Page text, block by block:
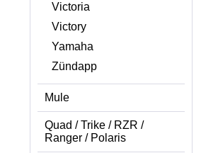
Victoria
Victory
Yamaha
Zündapp
Mule
Quad / Trike / RZR /
Ranger / Polaris